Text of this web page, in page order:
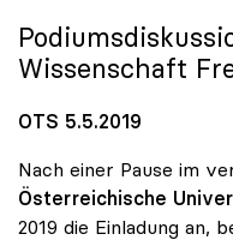
Wissenschaft
OTS 5.5.2019
Nach einer Pause im
Österreichische
2019 die Einladung an,